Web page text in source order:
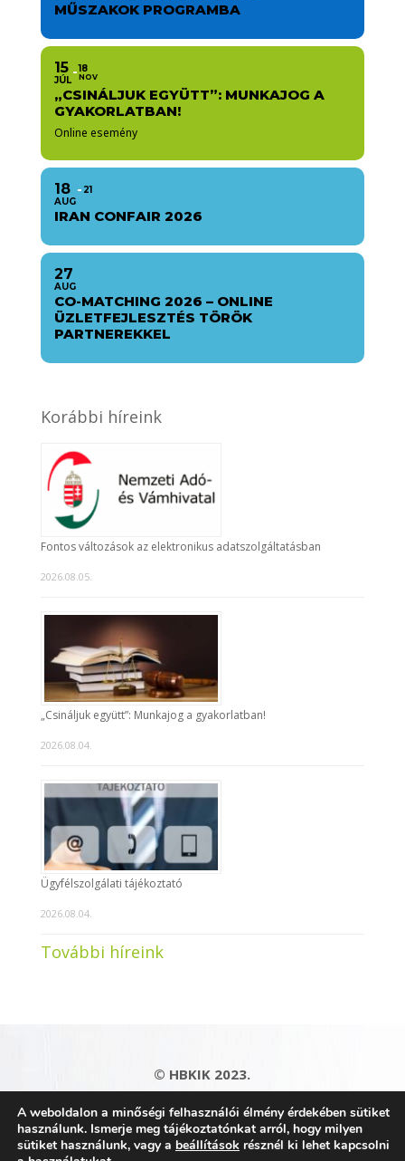
MŰSZAKOK PROGRAMBA
15
JÚL
18
NOV
„CSINÁLJUK EGYÜTT”: MUNKAJOG A
GYAKORLATBAN!
Online esemény
18
AUG
21
IRAN CONFAIR 2026
27
AUG
CO-MATCHING 2026 – ONLINE
ÜZLETFEJLESZTÉS TÖRÖK
PARTNEREKKEL
Korábbi híreink
Fontos változások az elektronikus adatszolgáltatásban
2026.08.05.
„Csináljuk együtt”: Munkajog a gyakorlatban!
2026.08.04.
Ügyfélszolgálati tájékoztató
2026.08.04.
További híreink
© HBKIK 2023.
Adatkezelési tájékoztató|Impresszum|
Kapcsolat|Honlaptérkép
A weboldalon a minőségi felhasználói élmény érdekében sütiket
használunk. Ismerje meg tájékoztatónkat arról, hogy milyen
sütiket használunk, vagy a beállítások résznél ki lehet kapcsolni